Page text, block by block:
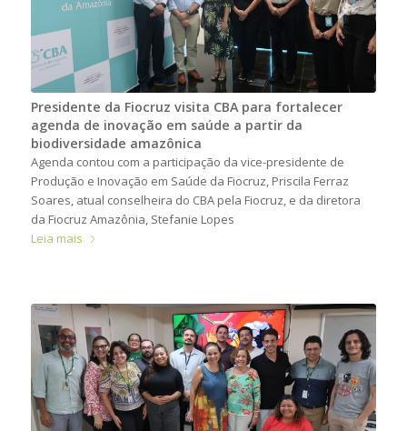
Presidente da Fiocruz visita CBA para fortalecer
agenda de inovação em saúde a partir da
biodiversidade amazônica
Agenda contou com a participação da vice-presidente de
Produção e Inovação em Saúde da Fiocruz, Priscila Ferraz
Soares, atual conselheira do CBA pela Fiocruz, e da diretora
da Fiocruz Amazônia, Stefanie Lopes
Leia mais